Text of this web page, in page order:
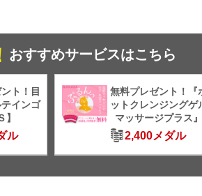
おすすめサービスはこちら
ト！目
インゴ
】
ル
無料プレゼント！『
ットクレンジングゲ
マッサージプラス』
2,400メダル